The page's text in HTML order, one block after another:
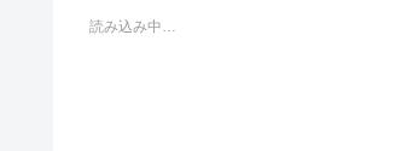
e す
読み込み中…